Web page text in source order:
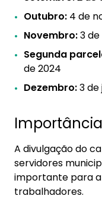
Outubro: 4 de
Novembro:3
Segunda
de 2024
Dezembro:3 de
A divulgação do
servidores
importante para
trabalhadores.